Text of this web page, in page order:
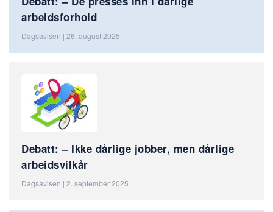
arbeidsforhold
Dagsavisen | 26. august 2025
Debatt: – Ikke dårlige jobber, men dårlige
arbeidsvilkår
Dagsavisen | 2. september 2025